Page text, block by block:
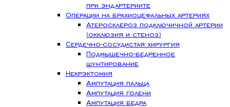
при эндартериите
Операции на брахиоцефальных артериях
Атеросклероз подключичной артерии
(окклюзия и стеноз)
Сердечно-сосудистая хирургия
Подмышечно-бедренное
шунтирование
Некрэктомия
Ампутация пальца
Ампутация голени
Ампутация бедра